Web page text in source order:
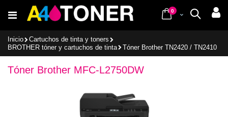
al
contenido
Buscar
Cart
0items
Inicio
Cartuchos de tinta y toners
BROTHER tóner y cartuchos de tinta
Tóner Brother TN2420 / TN2410
Tóner Brother MFC-L2750DW